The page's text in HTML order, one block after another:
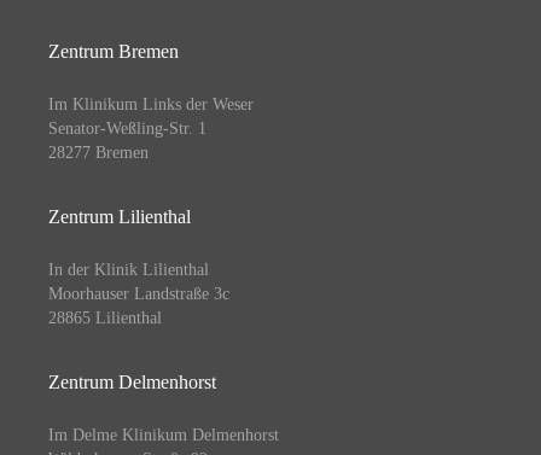
Zentrum Bremen
Im Klinikum Links der Weser
Senator-Weßling-Str. 1
28277 Bremen
Zentrum Lilienthal
In der Klinik Lilienthal
Moorhauser Landstraße 3c
28865 Lilienthal
Zentrum Delmenhorst
Im Delme Klinikum Delmenhorst